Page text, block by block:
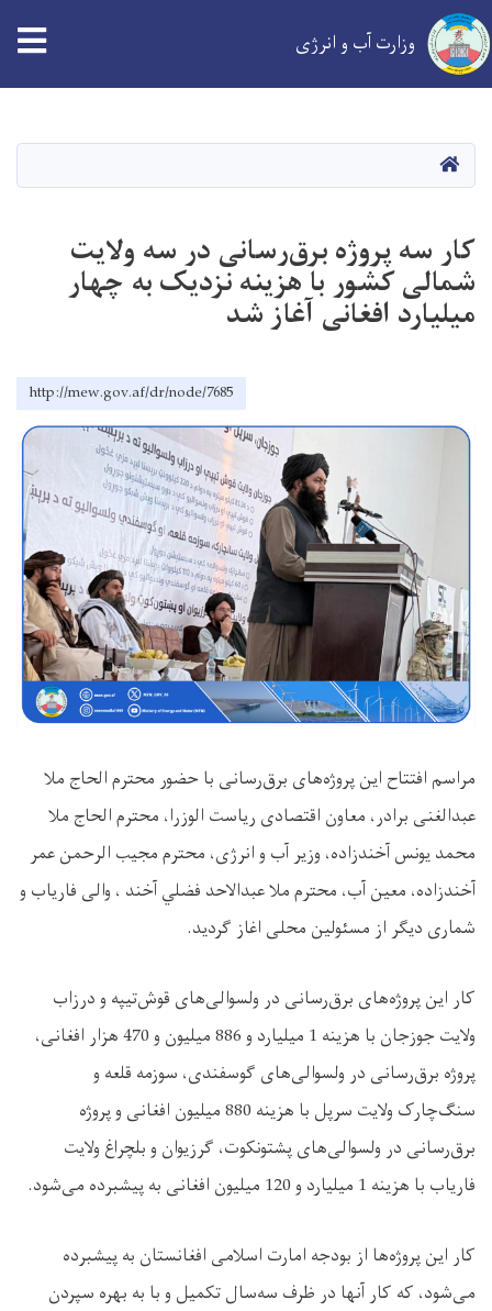
content
وزارت آب و انرژی
خانه
کار سه پروژه برق‌رسانی در سه ولایت
شمالی کشور با هزینه نزدیک به چهار
میلیارد افغانی آغاز شد
http://mew.gov.af/dr/node/7685
مراسم افتتاح این پروژه‌های برق‌رسانی با حضور محترم الحاج ملا
عبدالغنی برادر، معاون اقتصادی ریاست الوزرا، محترم الحاج ملا
محمد یونس آخندزاده، وزیر آب و انرژی، محترم مجیب الرحمن عمر
آخندزاده، معین آب، محترم ملا عبدالاحد فضلي آخند ، والی فاریاب و
شماری دیگر از مسئولین محلی اغاز گردید.
کار این پروژه‌های برق‌رسانی در ولسوالی‌های قوش‌تیپه و درزاب
ولایت جوزجان با هزینه 1 میلیارد و 886 میلیون و 470 هزار افغانی،
پروژه برق‌رسانی در ولسوالی‌های گوسفندی، سوزمه قلعه و
سنگ‌چارک ولایت سرپل با هزینه 880 میلیون افغانی و پروژه‌
برق‌رسانی در ولسوالی‌های پشتونکوت، گرزیوان و بلچراغ ولایت
فاریاب با هزینه 1 میلیارد و 120 میلیون افغانی به پیشبرده می‌شود.
کار این پروژه‌ها از بودجه امارت اسلامی افغانستان به پیشبرده
می‌شود، که کار آنها در ظرف سه‌سال تکمیل و با به بهره سپردن